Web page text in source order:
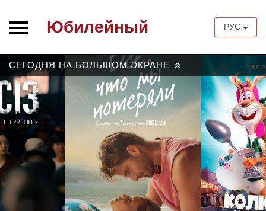
Юбилейный РУС
СЕГОДНЯ НА БОЛЬШОМ ЭКРАНЕ »